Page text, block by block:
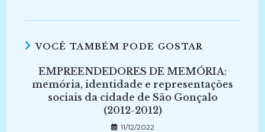
VOCÊ TAMBÉM PODE GOSTAR
EMPREENDEDORES DE MEMÓRIA:
memória, identidade e representações
sociais da cidade de São Gonçalo
(2012-2012)
11/12/2022